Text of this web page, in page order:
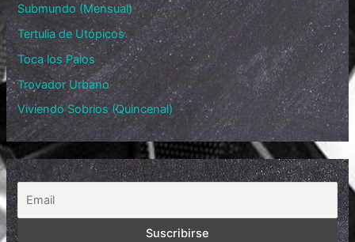
Submundo (Mensual)
Tertulia de Utópicos
Toca los Palos
Trovador Urbano
Viviendo Sobrios (Quincenal)